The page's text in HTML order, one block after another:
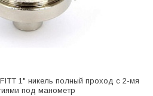
1" никель полный проход с 2-мя
под манометр